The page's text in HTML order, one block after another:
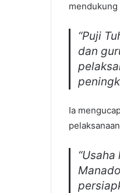
“Puji
dan
Ia